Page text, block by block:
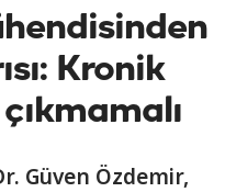
Kronik
Güven Özdemir,